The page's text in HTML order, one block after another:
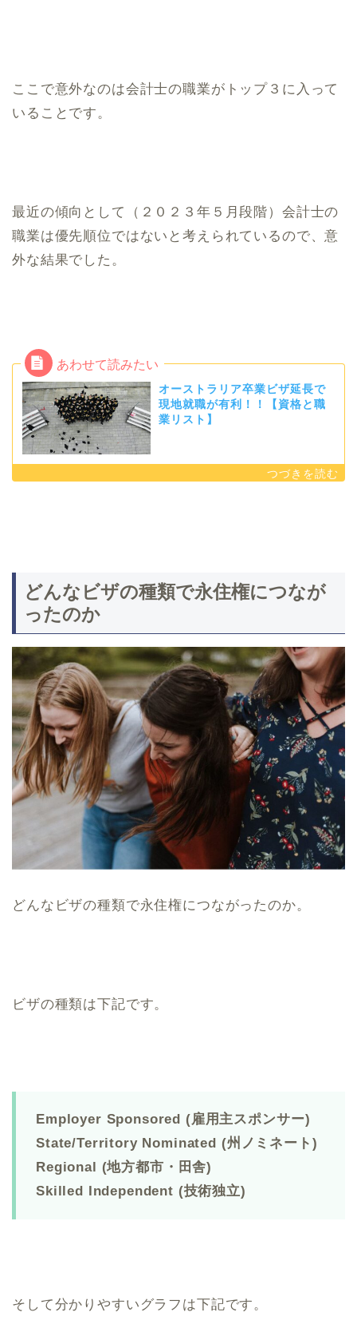
ここで意外なのは会計士の職業がトップ３に入って
いることです。
最近の傾向として（２０２３年５月段階）会計士の
職業は優先順位ではないと考えられているので、意
外な結果でした。
オーストラリア卒業ビザ延長で
現地就職が有利！！【資格と職
業リスト】
どんなビザの種類で永住権につなが
ったのか
どんなビザの種類で永住権につながったのか。
ビザの種類は下記です。
Employer Sponsored (雇用主スポンサー)
State/Territory Nominated (州ノミネート)
Regional (地方都市・田舎)
Skilled Independent (技術独立)
そして分かりやすいグラフは下記です。